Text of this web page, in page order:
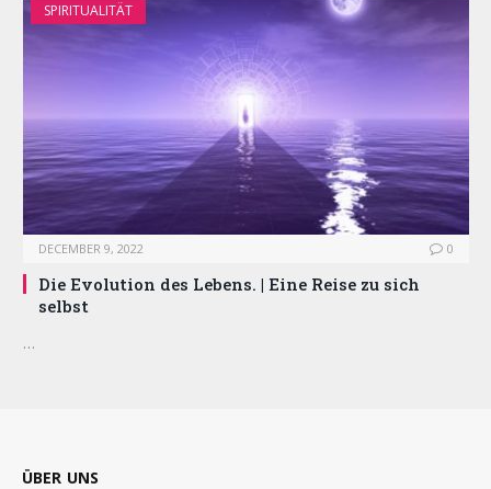
SPIRITUALITÄT
DECEMBER 9, 2022 0
Die Evolution des Lebens. | Eine Reise zu sich
selbst
…
ÜBER UNS